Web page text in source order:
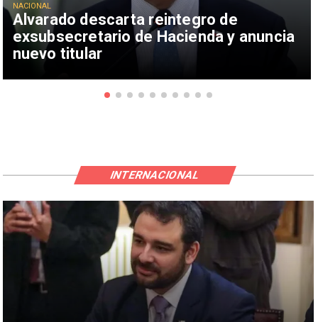
Alvarado descarta reintegro de
exsubsecretario de Hacienda y anuncia
nuevo titular
NACIONAL
INTERNACIONAL